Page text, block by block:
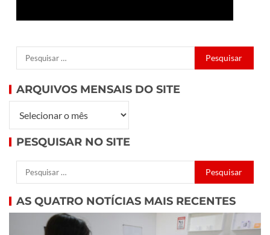
ARQUIVOS MENSAIS DO SITE
PESQUISAR NO SITE
AS QUATRO NOTÍCIAS MAIS RECENTES